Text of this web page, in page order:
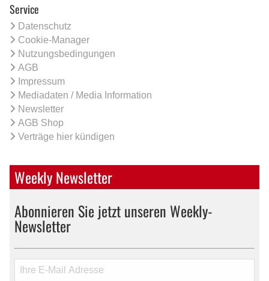
Service
Datenschutz
Cookie-Manager
Nutzungsbedingungen
AGB
Impressum
Mediadaten / Media Information
Newsletter
AGB Shop
Verträge hier kündigen
Weekly Newsletter
Abonnieren Sie jetzt unseren Weekly-
Newsletter